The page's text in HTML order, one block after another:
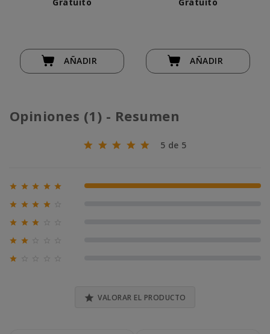
AÑADIR AÑADIR
Opiniones (1) - Resumen
5 de 5
     100% (1)
   
  
 

 VALORAR EL PRODUCTO